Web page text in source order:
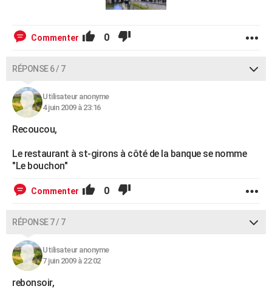
Commenter 0
RÉPONSE 6 / 7
Utilisateur anonyme
4 juin 2009 à 23:16
Recoucou,
Le restaurant à st-girons à côté de la banque se nomme
"Le bouchon"
Commenter 0
RÉPONSE 7 / 7
Utilisateur anonyme
7 juin 2009 à 22:02
rebonsoir,